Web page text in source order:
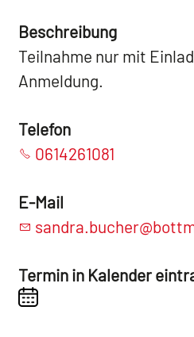
Beschreibung
Teilnahme nur mit
Anmeldung.
Telefon
0614261081
E-Mail
Termin in Kalender